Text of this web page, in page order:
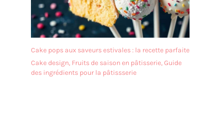
Cake pops aux saveurs estivales : la recette parfaite
Cake design, Fruits de saison en pâtisserie,Guide
des ingrédients pour la pâtissserie